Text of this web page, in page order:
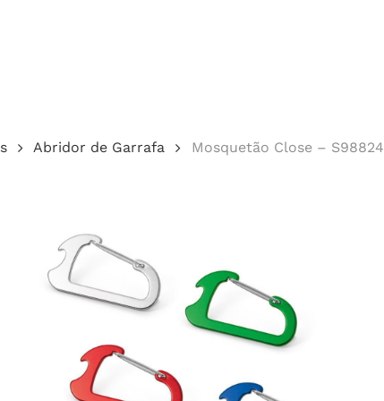
Abridor de Garrafa Mosquetão Close – S98824